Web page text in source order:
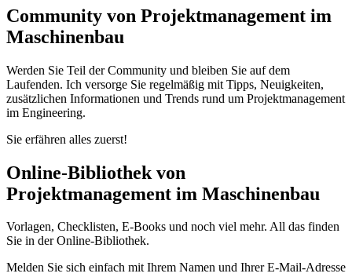
Community von Projektmanagement im
Maschinenbau
Werden Sie Teil der Community und bleiben Sie auf dem
Laufenden. Ich versorge Sie regelmäßig mit Tipps, Neuigkeiten,
zusätzlichen Informationen und Trends rund um Projektmanagement
im Engineering.
Sie erfähren alles zuerst!
Online-Bibliothek von
Projektmanagement im Maschinenbau
Vorlagen, Checklisten, E-Books und noch viel mehr. All das finden
Sie in der Online-Bibliothek.
Melden Sie sich einfach mit Ihrem Namen und Ihrer E-Mail-Adresse